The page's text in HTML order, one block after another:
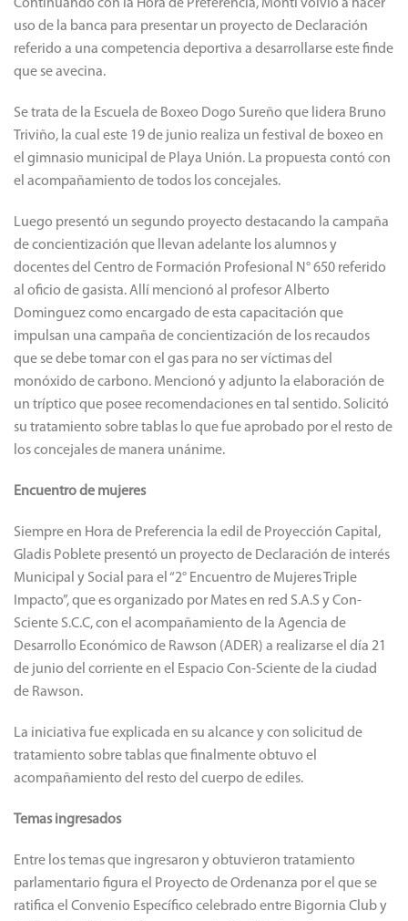
Continuando con la Hora de Preferencia, Monti volvió a hacer
uso de la banca para presentar un proyecto de Declaración
referido a una competencia deportiva a desarrollarse este finde
que se avecina.
Se trata de la Escuela de Boxeo Dogo Sureño que lidera Bruno
Triviño, la cual este 19 de junio realiza un festival de boxeo en
el gimnasio municipal de Playa Unión. La propuesta contó con
el acompañamiento de todos los concejales.
Luego presentó un segundo proyecto destacando la campaña
de concientización que llevan adelante los alumnos y
docentes del Centro de Formación Profesional N° 650 referido
al oficio de gasista. Allí mencionó al profesor Alberto
Dominguez como encargado de esta capacitación que
impulsan una campaña de concientización de los recaudos
que se debe tomar con el gas para no ser víctimas del
monóxido de carbono. Mencionó y adjunto la elaboración de
un tríptico que posee recomendaciones en tal sentido. Solicitó
su tratamiento sobre tablas lo que fue aprobado por el resto de
los concejales de manera unánime.
Encuentro de mujeres
Siempre en Hora de Preferencia la edil de Proyección Capital,
Gladis Poblete presentó un proyecto de Declaración de interés
Municipal y Social para el “2° Encuentro de Mujeres Triple
Impacto”, que es organizado por Mates en red S.A.S y Con-
Sciente S.C.C, con el acompañamiento de la Agencia de
Desarrollo Económico de Rawson (ADER) a realizarse el día 21
de junio del corriente en el Espacio Con-Sciente de la ciudad
de Rawson.
La iniciativa fue explicada en su alcance y con solicitud de
tratamiento sobre tablas que finalmente obtuvo el
acompañamiento del resto del cuerpo de ediles.
Temas ingresados
Entre los temas que ingresaron y obtuvieron tratamiento
parlamentario figura el Proyecto de Ordenanza por el que se
ratifica el Convenio Específico celebrado entre Bigornia Club y